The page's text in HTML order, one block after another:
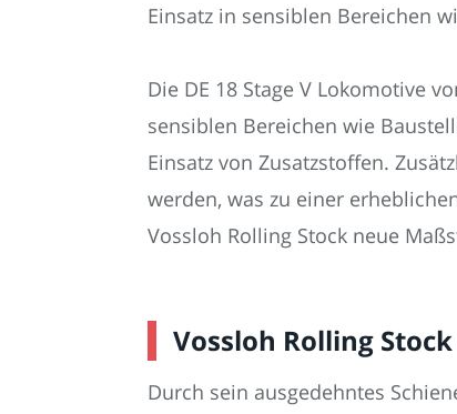
Einsatz in sensiblen Bereichen
Die DE 18 Stage V Lokomotive
sensiblen Bereichen wie
Einsatz von Zusatzstoffen.
werden, was zu einer
Vossloh Rolling Stock neue
Vossloh Rolling
Durch sein ausgedehntes